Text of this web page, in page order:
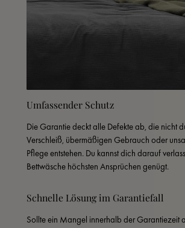
Umfassender Schutz
Die Garantie deckt alle Defekte ab, die nicht
Verschleiß, übermäßigen Gebrauch oder
Pflege entstehen. Du kannst dich darauf
Bettwäsche höchsten Ansprüchen genügt.
Schnelle Lösung im Garantiefall
Sollte ein Mangel innerhalb der Garantiezeit